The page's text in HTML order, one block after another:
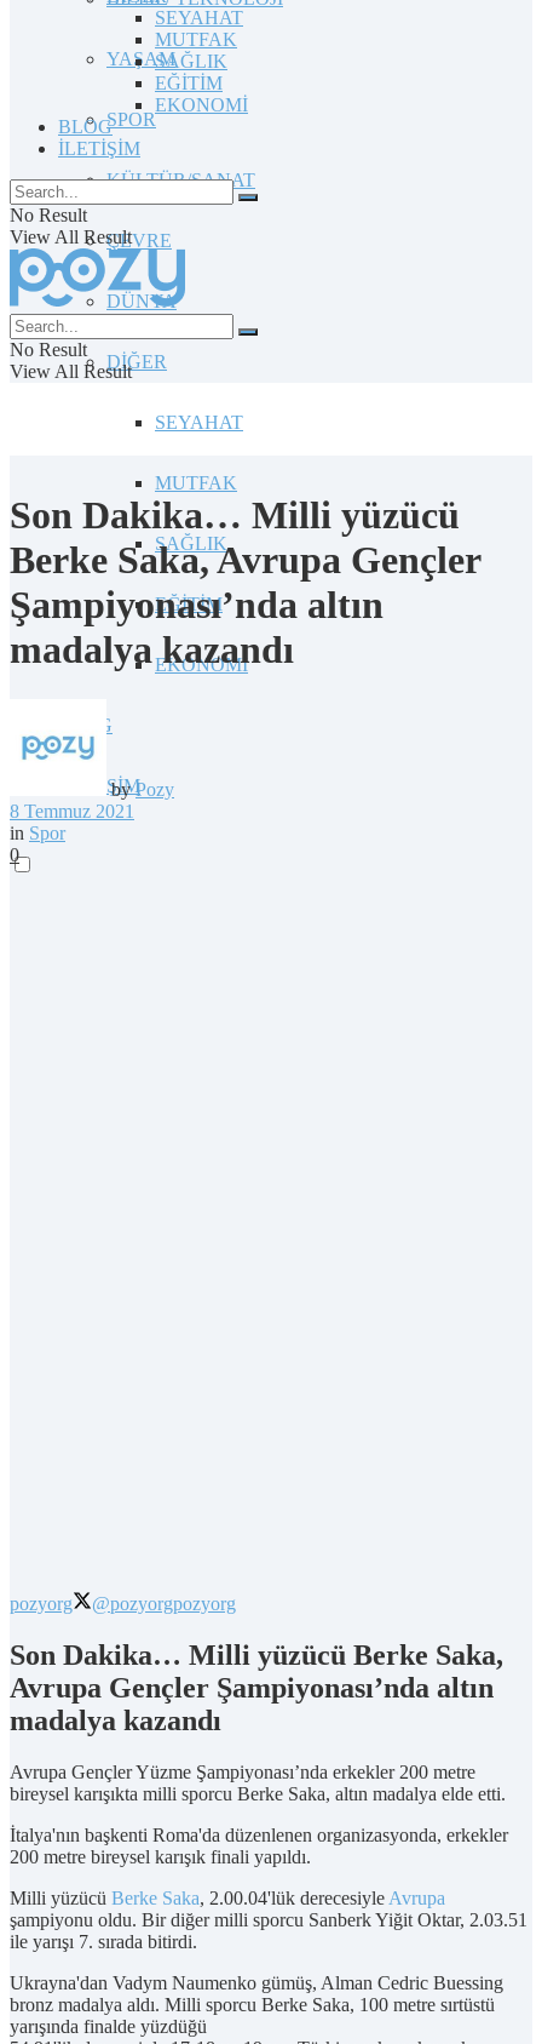
YAŞAM
SPOR
KÜLTÜR/SANAT
ÇEVRE
DÜNYA
DİĞER
SEYAHAT
MUTFAK
SAĞLIK
EĞİTİM
EKONOMİ
BLOG
İLETİŞİM
SEYAHAT
MUTFAK
SAĞLIK
EĞİTİM
EKONOMİ
BLOG
İLETİŞİM
No Result
View All Result
No Result
View All Result
Son Dakika… Milli yüzücü
Berke Saka, Avrupa Gençler
Şampiyonası’nda altın
madalya kazandı
by Pozy
8 Temmuz 2021
in Spor
0
pozyorg @pozyorgpozyorg
Son Dakika… Milli yüzücü Berke Saka,
Avrupa Gençler Şampiyonası’nda altın
madalya kazandı
Avrupa Gençler Yüzme Şampiyonası’nda erkekler 200 metre
bireysel karışıkta milli sporcu Berke Saka, altın madalya elde etti.
İtalya'nın başkenti Roma'da düzenlenen organizasyonda, erkekler
200 metre bireysel karışık finali yapıldı.
Milli yüzücü Berke Saka, 2.00.04'lük derecesiyle Avrupa
şampiyonu oldu. Bir diğer milli sporcu Sanberk Yiğit Oktar, 2.03.51
ile yarışı 7. sırada bitirdi.
Ukrayna'dan Vadym Naumenko gümüş, Alman Cedric Buessing
bronz madalya aldı. Milli sporcu Berke Saka, 100 metre sırtüstü
yarışında finalde yüzdüğü